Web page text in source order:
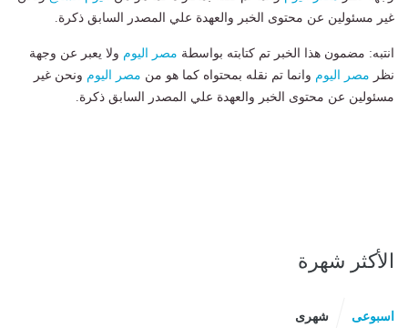
غير مسئولين عن محتوى الخبر والعهدة علي المصدر السابق ذكرة.
انتبه: مضمون هذا الخبر تم كتابته بواسطة مصر اليوم ولا يعبر عن وجهة
نظر مصر اليوم وانما تم نقله بمحتواه كما هو من مصر اليوم ونحن غير
مسئولين عن محتوى الخبر والعهدة علي المصدر السابق ذكرة.
الأكثر شهرة
اسبوعى شهرى